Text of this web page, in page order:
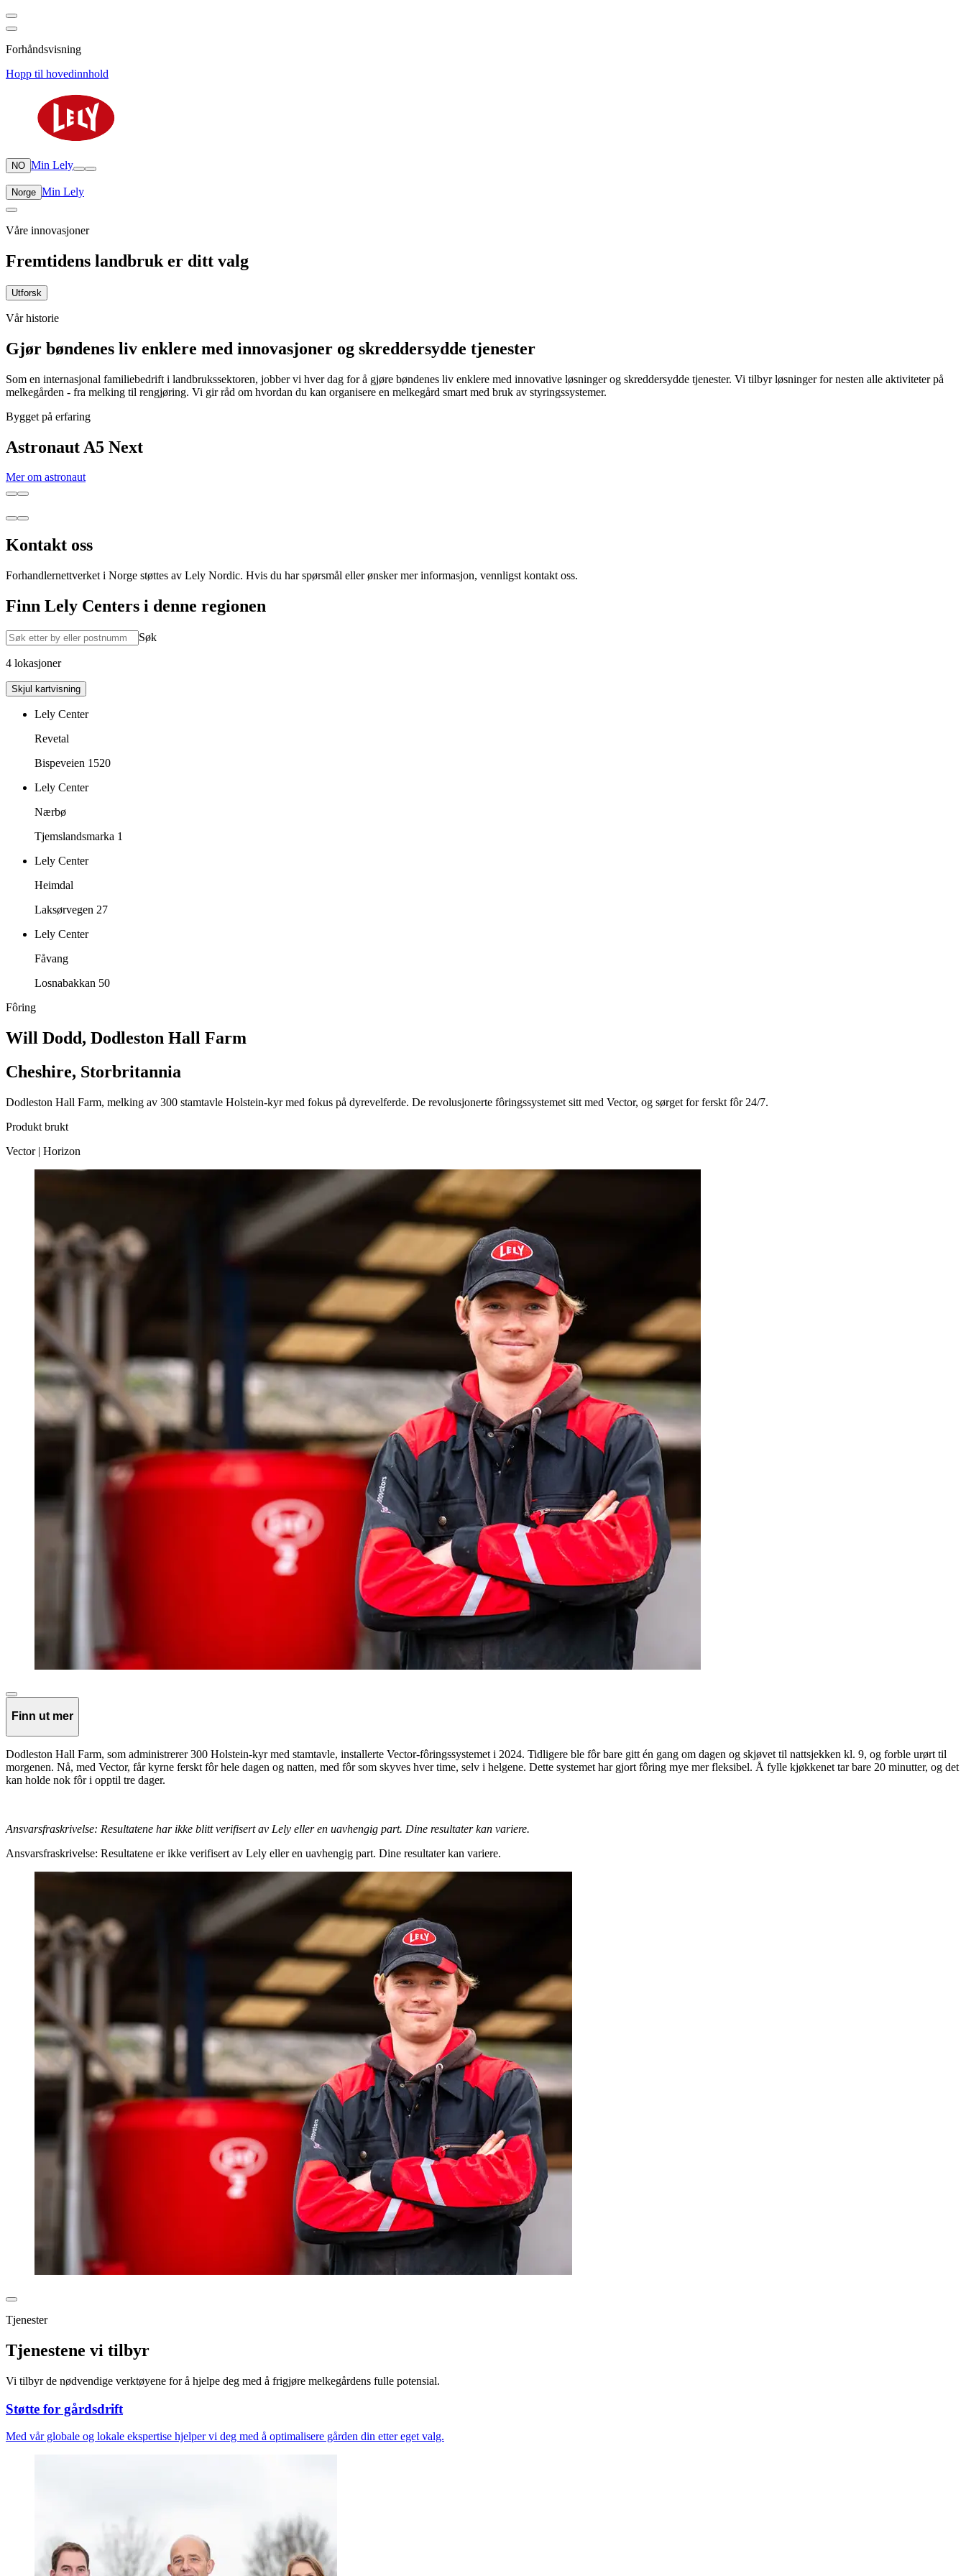
Forhåndsvisning
Hopp til hovedinnhold
NO Min Lely
Norge Min Lely
Våre innovasjoner
Fremtidens landbruk er ditt valg
Utforsk
Vår historie
Gjør bøndenes liv enklere med innovasjoner og skreddersydde tjenester
Som en internasjonal familiebedrift i landbrukssektoren, jobber vi hver dag for å gjøre bøndenes liv enklere med innovative løsninger og skreddersydde tjenester. Vi tilbyr løsninger for nesten alle aktiviteter på
melkegården - fra melking til rengjøring. Vi gir råd om hvordan du kan organisere en melkegård smart med bruk av styringssystemer.
Bygget på erfaring
Astronaut A5 Next
Mer om astronaut
Kontakt oss
Forhandlernettverket i Norge støttes av Lely Nordic. Hvis du har spørsmål eller ønsker mer informasjon, vennligst kontakt oss.
Finn Lely Centers i denne regionen
Søk
4 lokasjoner
Skjul kartvisning
Lely Center
Revetal
Bispeveien 1520
Lely Center
Nærbø
Tjemslandsmarka 1
Lely Center
Heimdal
Laksørvegen 27
Lely Center
Fåvang
Losnabakkan 50
Fôring
Will Dodd, Dodleston Hall Farm
Cheshire, Storbritannia
Dodleston Hall Farm, melking av 300 stamtavle Holstein-kyr med fokus på dyrevelferde. De revolusjonerte fôringssystemet sitt med Vector, og sørget for ferskt fôr 24/7.
Produkt brukt
Vector| Horizon
Finn ut mer
Dodleston Hall Farm, som administrerer 300 Holstein-kyr med stamtavle, installerte Vector-fôringssystemet i 2024. Tidligere ble fôr bare gitt én gang om dagen og skjøvet til nattsjekken kl. 9, og forble urørt til
morgenen. Nå, med Vector, får kyrne ferskt fôr hele dagen og natten, med fôr som skyves hver time, selv i helgene. Dette systemet har gjort fôring mye mer fleksibel. Å fylle kjøkkenet tar bare 20 minutter, og det
kan holde nok fôr i opptil tre dager.
Ansvarsfraskrivelse: Resultatene har ikke blitt verifisert av Lely eller en uavhengig part. Dine resultater kan variere.
Ansvarsfraskrivelse: Resultatene er ikke verifisert av Lely eller en uavhengig part. Dine resultater kan variere.
Tjenester
Tjenestene vi tilbyr
Vi tilbyr de nødvendige verktøyene for å hjelpe deg med å frigjøre melkegårdens fulle potensial.
Støtte for gårdsdrift
Med vår globale og lokale ekspertise hjelper vi deg med å optimalisere gården din etter eget valg.